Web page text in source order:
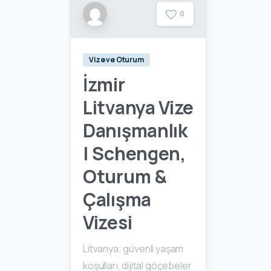
0
Vize ve Oturum
İzmir
Litvanya Vize
Danışmanlık
| Schengen,
Oturum &
Çalışma
Vizesi
Litvanya; güvenli yaşam
koşulları, dijital göçebeler